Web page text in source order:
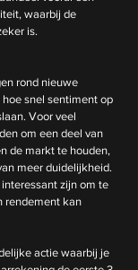
waarbij de
is.
rond nieuwe
snel sentiment op
Voor veel
om een deel van
de markt te houden,
meer duidelijkheid.
zijn om te
rendement kan
actie waarbij je